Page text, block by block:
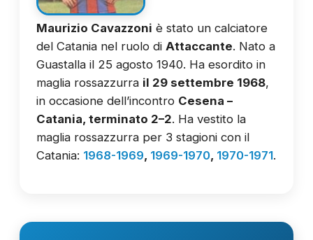
Maurizio Cavazzoni è stato un calciatore
del Catania nel ruolo di Attaccante. Nato a
Guastalla il 25 agosto 1940. Ha esordito in
maglia rossazzurra il 29 settembre 1968,
in occasione dell’incontro Cesena –
Catania, terminato 2–2. Ha vestito la
maglia rossazzurra per 3 stagioni con il
Catania: 1968-1969, 1969-1970, 1970-1971.